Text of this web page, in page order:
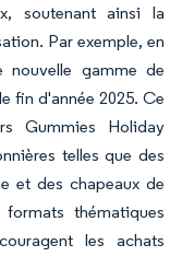
soutenant ainsi la
Par exemple, en
nouvelle gamme de
fin d'année 2025. Ce
Gummies Holiday
telles que des
et des chapeaux de
thématiques
les achats